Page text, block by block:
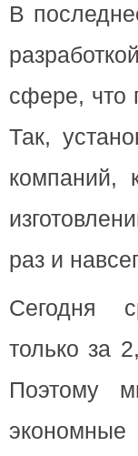
В
сфере, что
Так,
компаний,
раз и
Сегодня
только за
Поэтому